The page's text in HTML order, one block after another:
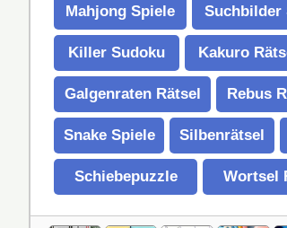
Mahjong Spiele Suchbilder
Killer Sudoku Kakuro
Galgenraten Rätsel Rebus
Snake Spiele Silbenrätsel
Schiebepuzzle Wortsel